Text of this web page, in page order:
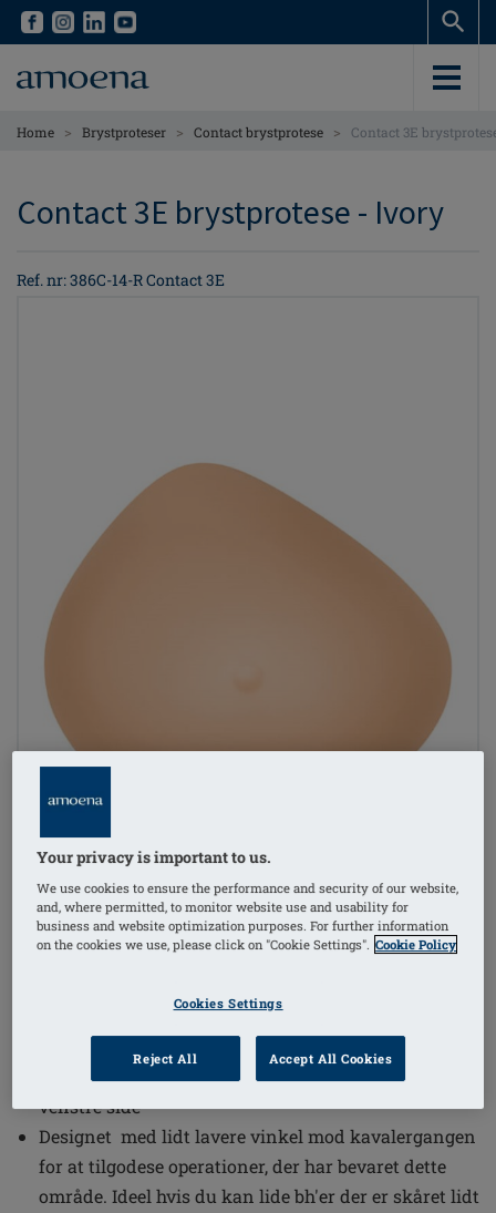
Skip
content
Skip
content
Home > Brystproteser > Contact brystprotese > Contact 3E
Contact 3E brystprotese - Ivory
Ref. nr: 386C-14-R Contact 3E
2
Ref. nr: 386C-14-R Contact 3E
Asymmetrisk facon - findes både i model til højre og
venstre side
Designet med lidt lavere vinkel mod kavalergangen
for at tilgodese operationer, der har bevaret dette
område. Ideel hvis du kan lide bh'er der er skåret lidt
Your privacy is important to us.
We use cookies to ensure the performance and security of our website,
and, where permitted, to monitor website use and usability for
business and website optimization purposes. For further information
on the cookies we use, please click on "Cookie Settings". Cookie Policy
Cookies Settings
Reject All Accept All Cookies